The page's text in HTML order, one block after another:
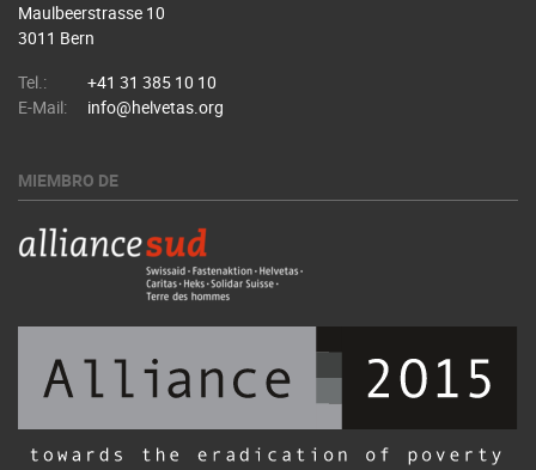
Maulbeerstrasse 10
3011 Bern
Tel.:
+41 31 385 10 10
E-Mail:
info@helvetas.org
MIEMBRO DE